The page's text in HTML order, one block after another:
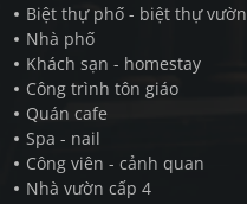
Biệt thự phố - biệt thự vườn
Nhà phố
Khách sạn - homestay
Công trình tôn giáo
Quán cafe
Spa - nail
Công viên - cảnh quan
Nhà vườn cấp 4